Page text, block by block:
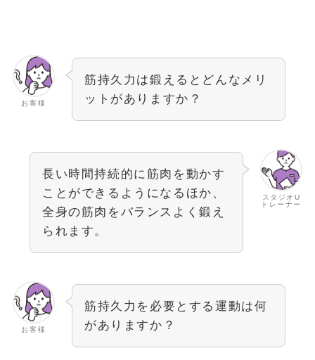
お客様
筋持久力は鍛えるとどんなメリ
ットがありますか？
スタジオU
トレーナー
長い時間持続的に筋肉を動かす
ことができるようになるほか、
全身の筋肉をバランスよく鍛え
られます。
お客様
筋持久力を必要とする運動は何
がありますか？